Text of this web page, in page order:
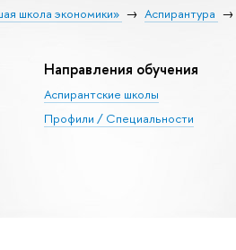
школа экономики» Аспирантура
Направления обучения
Аспирантские школы
Профили / Специальности